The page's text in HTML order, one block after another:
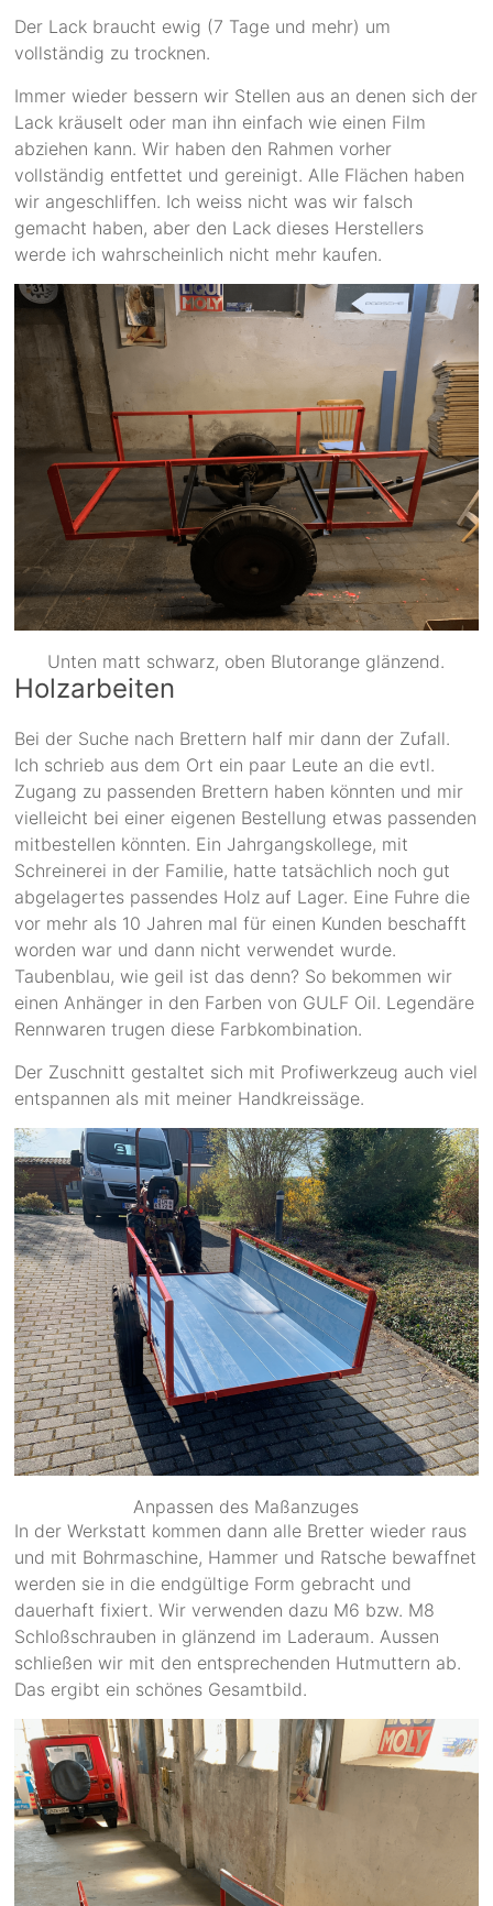
Der Lack braucht ewig (7 Tage und mehr) um
vollständig zu trocknen.
Immer wieder bessern wir Stellen aus an denen sich der
Lack kräuselt oder man ihn einfach wie einen Film
abziehen kann. Wir haben den Rahmen vorher
vollständig entfettet und gereinigt. Alle Flächen haben
wir angeschliffen. Ich weiss nicht was wir falsch
gemacht haben, aber den Lack dieses Herstellers
werde ich wahrscheinlich nicht mehr kaufen.
Unten matt schwarz, oben Blutorange glänzend.
Holzarbeiten
Bei der Suche nach Brettern half mir dann der Zufall.
Ich schrieb aus dem Ort ein paar Leute an die evtl.
Zugang zu passenden Brettern haben könnten und mir
vielleicht bei einer eigenen Bestellung etwas passenden
mitbestellen könnten. Ein Jahrgangskollege, mit
Schreinerei in der Familie, hatte tatsächlich noch gut
abgelagertes passendes Holz auf Lager. Eine Fuhre die
vor mehr als 10 Jahren mal für einen Kunden beschafft
worden war und dann nicht verwendet wurde.
Taubenblau, wie geil ist das denn? So bekommen wir
einen Anhänger in den Farben von GULF Oil. Legendäre
Rennwaren trugen diese Farbkombination.
Der Zuschnitt gestaltet sich mit Profiwerkzeug auch viel
entspannen als mit meiner Handkreissäge.
Anpassen des Maßanzuges
In der Werkstatt kommen dann alle Bretter wieder raus
und mit Bohrmaschine, Hammer und Ratsche bewaffnet
werden sie in die endgültige Form gebracht und
dauerhaft fixiert. Wir verwenden dazu M6 bzw. M8
Schloßschrauben in glänzend im Laderaum. Aussen
schließen wir mit den entsprechenden Hutmuttern ab.
Das ergibt ein schönes Gesamtbild.